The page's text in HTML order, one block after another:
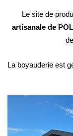
Le site de
artisanale de
La boyauderie est